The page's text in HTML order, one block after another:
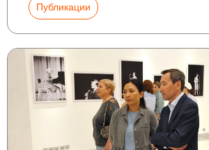
Публикации